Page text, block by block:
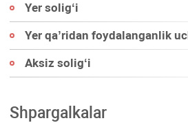
Yer soligʻi
Yer qa’ridan foydalanganlik
Aksiz soligʻi
Shpargalkalar